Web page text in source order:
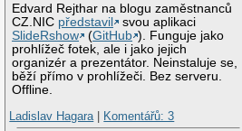
Edvard Rejthar na blogu zaměstnanců
CZ.NIC představil
svou aplikaci
SlideRshow
(GitHub ). Funguje jako
prohlížeč fotek, ale i jako jejich
organizér a prezentátor. Neinstaluje se,
běží přímo v prohlížeči. Bez serveru.
Offline.
Ladislav Hagara| Komentářů: 3